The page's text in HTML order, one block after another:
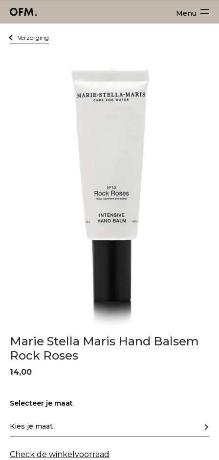
Menu
Verzorging
Marie Stella Maris Hand Balsem
Rock Roses
14,00
Selecteer je maat
Kies je maat
Check de winkelvoorraad